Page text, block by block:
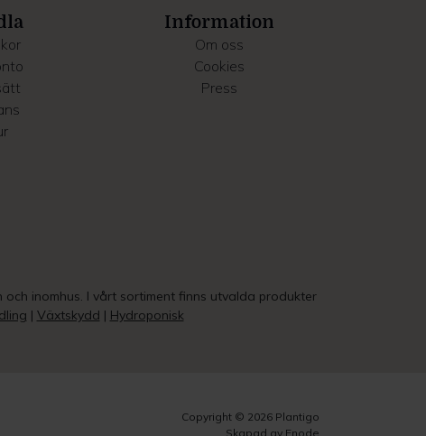
Information
Om oss
Cookies
Press
inomhus. I vårt sortiment finns utvalda produkter
| Växtskydd | Hydroponisk
Copyright © 2026 Plantigo
Skapad av Enode